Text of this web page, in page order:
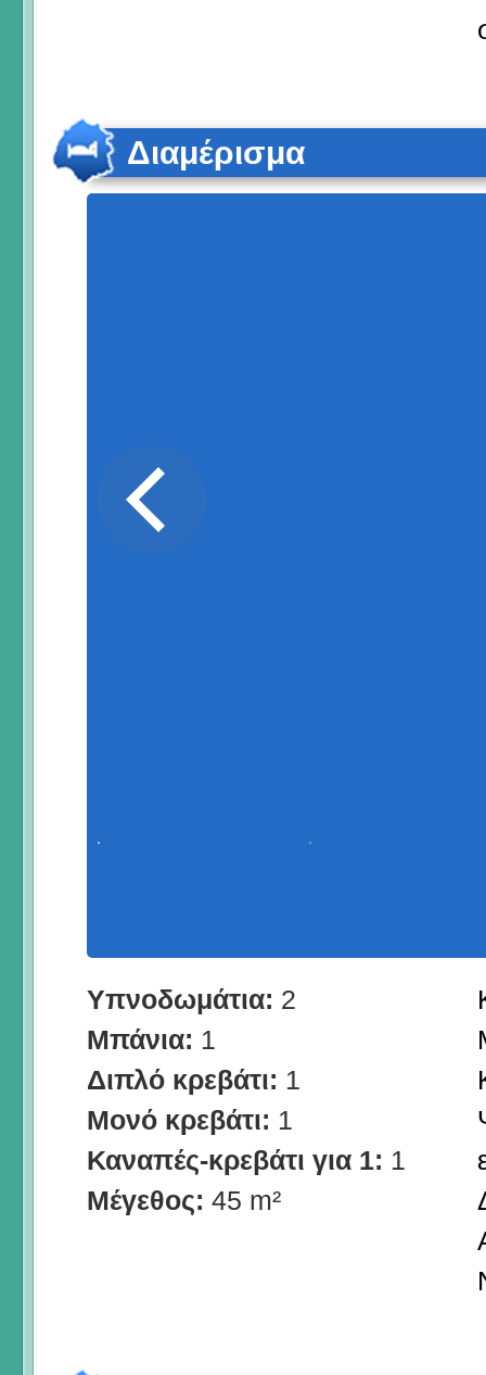
Διαμέρισμα
Υπνοδωμάτια: 2
Μπάνια: 1
Διπλό κρεβάτι: 1
Μονό κρεβάτι: 1
Καναπές-κρεβάτι για 1: 1
Μέγεθος: 45 m²